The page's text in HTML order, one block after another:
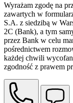
Wyrażam zgodę na
zawartych w
S.A. z siedzibą w
2C (Bank), a tym
przez Bank w celu
pośrednictwem
każdej chwili
zgodność z prawem